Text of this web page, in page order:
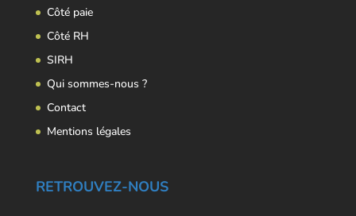
Côté paie
Côté RH
SIRH
Qui sommes-nous ?
Contact
Mentions légales
RETROUVEZ-NOUS